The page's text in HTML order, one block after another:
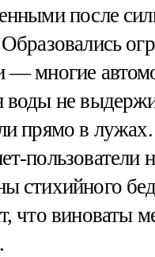
после
— многие
воды не
прямо в
пользователи
стихийного
что виноваты